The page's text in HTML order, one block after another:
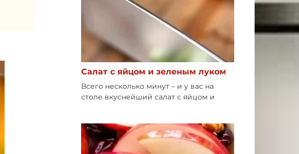
Салат с яйцом и зеленым луком
Всего несколько минут – и у вас на
столе вкуснейший салат с яйцом и